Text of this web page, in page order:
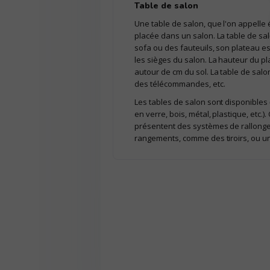
Table de salon
Une table de salon, que l'on appelle
placée dans un salon. La table de
sofa ou des fauteuils, son plateau
les sièges du salon. La hauteur du
autour de cm du sol. La table de
des télécommandes, etc.
Les tables de salon sont
en verre, bois, métal, plastique,
présentent des systèmes de
rangements, comme des tiroirs, ou